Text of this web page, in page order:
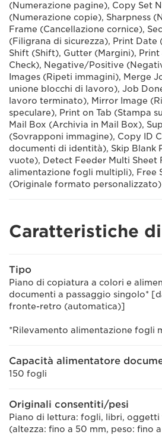
(Numerazione pagine), Copy Set
(Numerazione copie), Sharpness
Frame (Cancellazione cornice),
(Filigrana di sicurezza), Print Date
Shift (Shift), Gutter (Margini), Print
Check), Negative/Positive
Images (Ripeti immagini), Merge
unione blocchi di lavoro), Job
lavoro terminato), Mirror Image
speculare), Print on Tab (Stampa
Mail Box (Archivia in Mail Box),
(Sovrapponi immagine), Copy ID
documenti di identità), Skip Blank
vuote), Detect Feeder Multi Sheet
alimentazione fogli multipli), Free
(Originale formato personalizzato)
Caratteristiche
Tipo
Piano di copiatura a colori e
documenti a passaggio singolo*
fronte-retro (automatica)]
*Rilevamento alimentazione fogli
Capacità alimentatore
150 fogli
Originali consentiti/pesi
Piano di lettura: fogli, libri, oggetti
(altezza: fino a 50 mm, peso: fino